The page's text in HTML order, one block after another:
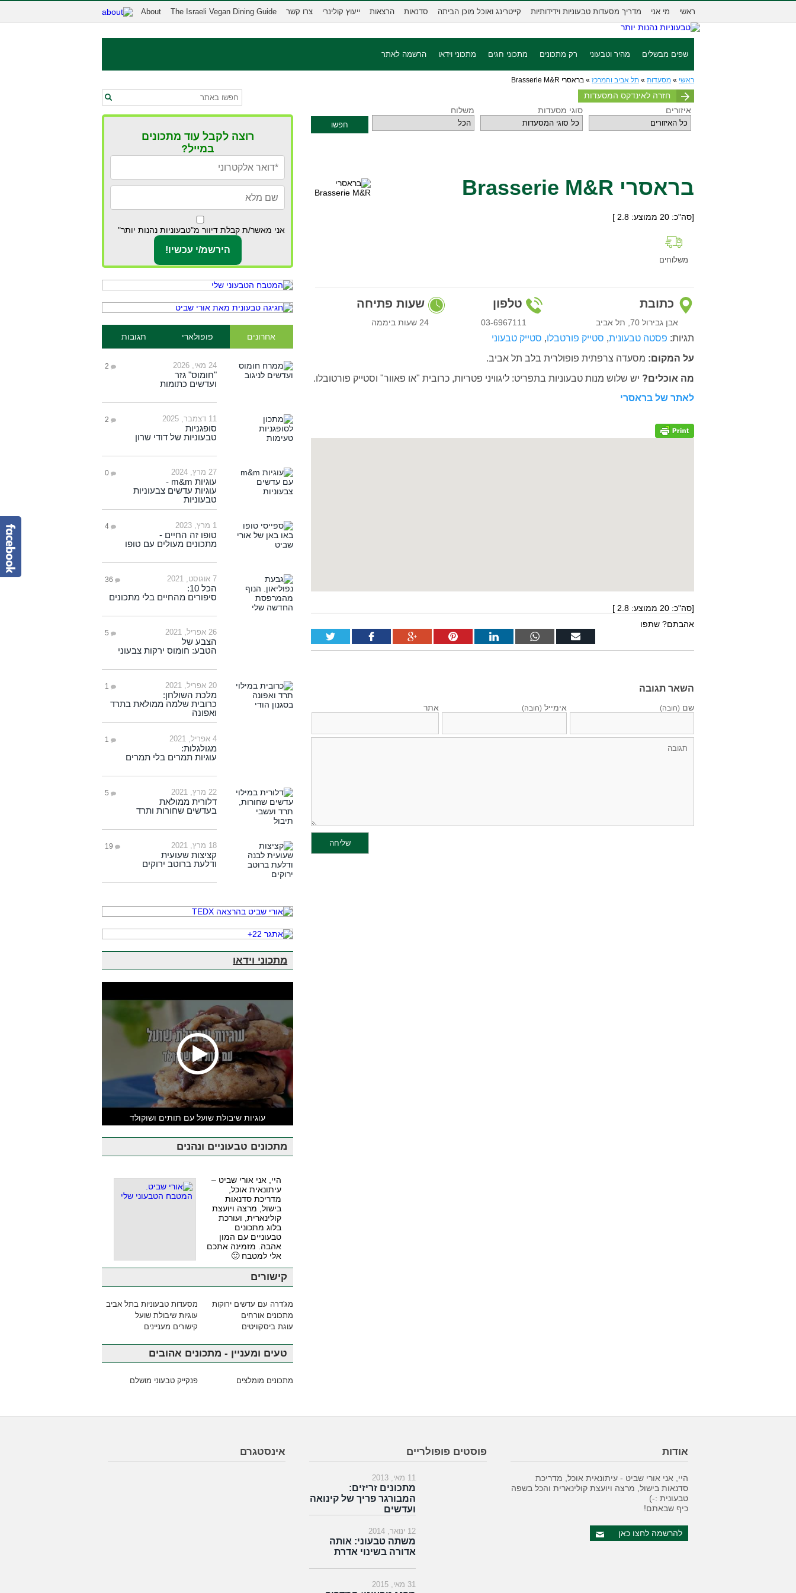
ראשי מי אני מדריך מסעדות טבעוניות וידידותיות קייטרינג ואוכל מוכן הביתה סדנאות הרצאות ייעוץ קולינרי צרו קשר The Israeli Vegan Dining Guide
About
שפים מבשלים מהיר וטבעוני רק מתכונים מתכוני חגים מתכוני וידאו הרשמה לאתר
ראשי » מסעדות » תל אביב והמרכז » בראסרי Brasserie M&R
חזרה לאינדקס המסעדות
איזורים
סוגי מסעדות משלוח
חפשו
בראסרי Brasserie M&R
[סה"כ: 20 ממוצע: 2.8
]
משלוחים
כתובת
אבן גבירול 70, תל אביב
טלפון
03-6967111
שעות פתיחה
24 שעות ביממה
תגיות: פסטה טבעונית, סטייק פורטבלו, סטייק טבעוני
על המקום: מסעדה צרפתית פופולרית בלב תל אביב.
מה אוכלים? יש שלוש מנות טבעוניות בתפריט: ליגוויני פטריות, כרובית "או פאוור" וסטייק פורטובלו.
לאתר של בראסרי
[סה"כ: 20 ממוצע: 2.8
]
אהבתם? שתפו
השאר תגובה
שם (חובה) אימייל(חובה) אתר
רוצה לקבל עוד מתכונים
במייל?
אני מאשר/ת קבלת דיוור מ"טבעוניות נהנות יותר"
אחרונים פופולארי תגובות
24 מאי, 2026 2
"חומוס" גזר
ועדשים כתומות
11 דצמבר, 2025 2
סופגניות
טבעוניות של דודי שרון
27 מרץ, 2024 0
עוגיות m&m -
עוגיות עדשים צבעוניות
טבעוניות
1 מרץ, 2023 4
טופו זה החיים -
מתכונים מעולים עם טופו
7 אוגוסט, 2021 36
הכל 10:
סיפורים מהחיים בלי מתכונים
26 אפריל, 2021 5
הצבע של
הטבע: חומוס ירקות צבעוני
20 אפריל, 2021 1
מלכת השולחן:
כרובית שלמה ממולאת בתרד
ואפונה
4 אפריל, 2021 1
מגולגלות:
עוגיות תמרים בלי תמרים
22 מרץ, 2021 5
דלורית ממולאת
בעדשים שחורות ותרד
18 מרץ, 2021 19
קציצות שעועית
ודלעת ברוטב ירוקים
מתכוני וידאו
עוגיות שיבולת שועל עם תותים ושוקולד
מתכונים טבעוניים ונהנים
היי, אני אורי שביט –
עיתונאית אוכל,
מדריכת סדנאות
בישול, מרצה ויועצת
קולינארית, ועורכת
בלוג מתכונים
טבעוניים עם המון
אהבה. מזמינה אתכם
אלי למטבח 🙂
קישורים
מג'דרה עם עדשים ירוקות
מסעדות טבעוניות בתל אביב
מתכונים אורחים
עוגיות שיבולת שועל
עוגת ביסקוויטים
קישורים מעניינים
טעים ומעניין - מתכונים אהובים
מתכונים מומלצים פנקייק טבעוני מושלם
אודות
היי, אני אורי שביט - עיתונאית אוכל, מדריכת
סדנאות בישול, מרצה ויועצת קולינארית והכל בשפה
טבעונית :-)
כיף שבאתם!
להרשמה לחצו כאן
פוסטים פופולריים
11 מאי, 2013
מתכונים זריזים:
המבורגר פריך של קינואה
ועדשים
12 ינואר, 2014
משתה טבעוני: אותה
אדורה בשינוי אדרת
31 מאי, 2015
אינסטגרם